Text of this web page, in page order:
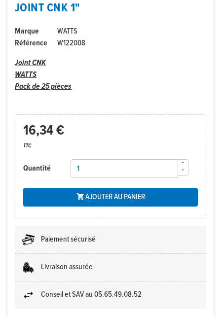
JOINT CNK 1"
Marque
WATTS
Référence
W122008
Joint CNK
WATTS
Pack de 25 pièces
16,34 €
TTC
Quantité
AJOUTER AU PANIER
Paiement sécurisé
Livraison assurée
Conseil et SAV au 05.65.49.08.52